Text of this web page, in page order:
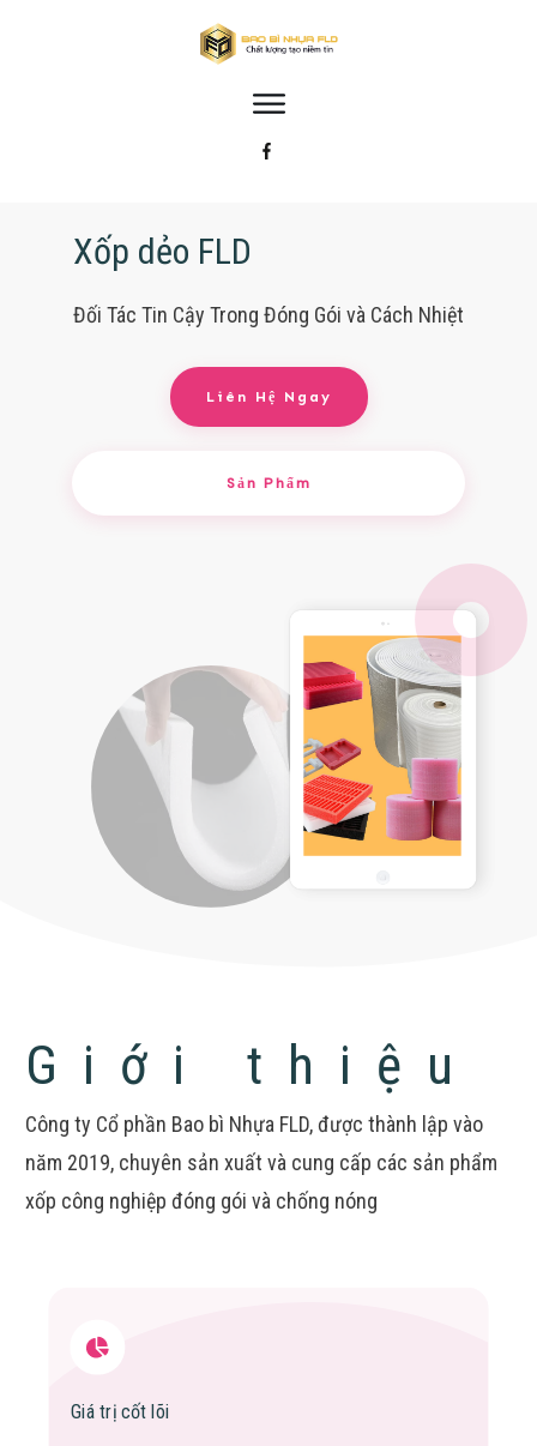
Xốp dẻo FLD
Đối Tác Tin Cậy Trong Đóng Gói và Cách Nhiệt
Liên Hệ Ngay
Sản Phẩm
Giới thiệu
Công ty Cổ phần Bao bì Nhựa FLD, được thành lập vào
năm 2019, chuyên sản xuất và cung cấp các sản phẩm
xốp công nghiệp đóng gói và chống nóng
Giá trị cốt lõi